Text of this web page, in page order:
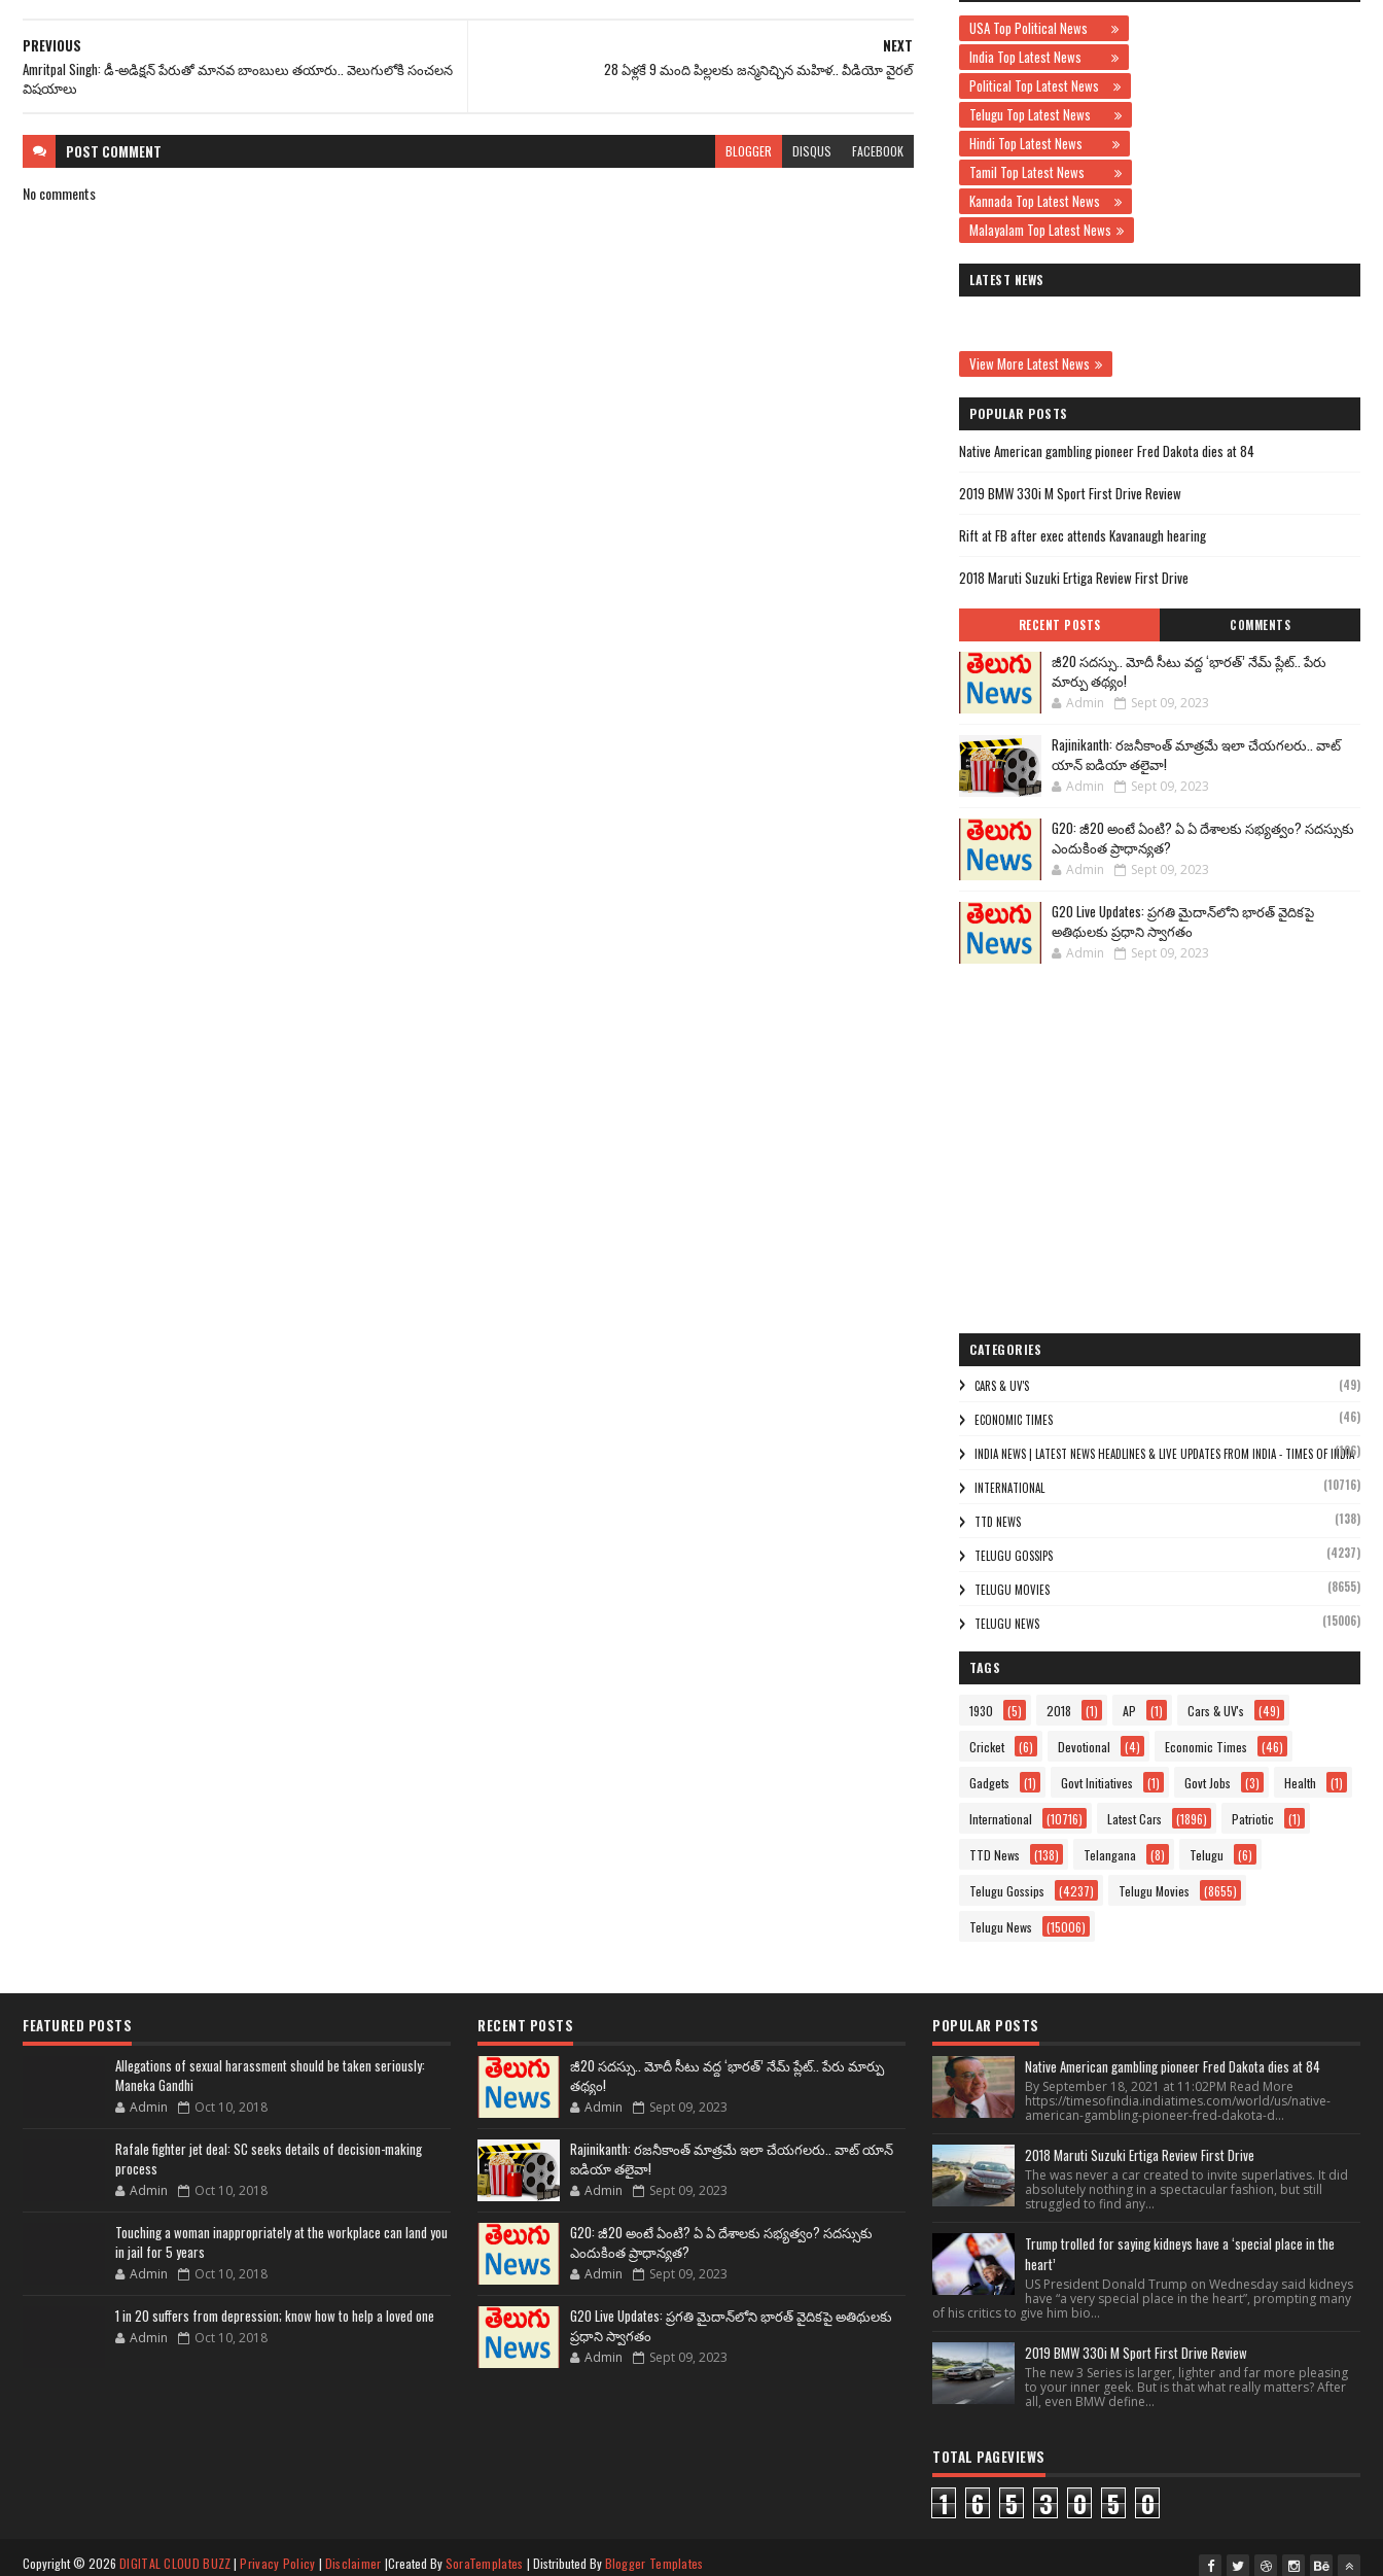
NEXT
28 ఏళ్లకే 9 మంది పిల్లలకు జన్మనిచ్చిన మహిళ.. వీడియో వైరల్
PREVIOUS
Amritpal Singh: డీ-అడిక్షన్ పేరుతో మానవ బాంబులు తయారు.. వెలుగులోకి సంచలన
విషయాలు
POST COMMENT BLOGGER DISQUS FACEBOOK
No comments
USA Top Political News
India Top Latest News
Political Top Latest News
Telugu Top Latest News
Hindi Top Latest News
Tamil Top Latest News
Kannada Top Latest News
Malayalam Top Latest News
LATEST NEWS
View More Latest News
POPULAR POSTS
Native American gambling pioneer Fred Dakota dies at 84
2019 BMW 330i M Sport First Drive Review
Rift at FB after exec attends Kavanaugh hearing
2018 Maruti Suzuki Ertiga Review First Drive
RECENT POSTS COMMENTS
జీ20 సదస్సు.. మోదీ సీటు వద్ద ‘భారత్’ నేమ్ ప్లేట్‌.. పేరు
మార్పు తథ్యం!
Admin Sept 09, 2023
Rajinikanth: రజనీకాంత్ మాత్రమే ఇలా చేయగలరు.. వాట్
యాన్ ఐడియా తలైవా!
Admin Sept 09, 2023
G20: జీ20 అంటే ఏంటి? ఏ ఏ దేశాలకు సభ్యత్వం? సదస్సుకు
ఎందుకింత ప్రాధాన్యత?
Admin Sept 09, 2023
G20 Live Updates: ప్రగతి మైదాన్‌లోని భారత్ వైదికపై
అతిథులకు ప్రధాని స్వాగతం
Admin Sept 09, 2023
CATEGORIES
CARS & UV'S (49)
ECONOMIC TIMES (46)
INDIA NEWS | LATEST NEWS HEADLINES & LIVE UPDATES FROM INDIA - TIMES OF INDIA
(106)
INTERNATIONAL (10716)
TTD NEWS (138)
TELUGU GOSSIPS (4237)
TELUGU MOVIES (8655)
TELUGU NEWS (15006)
TAGS
1930 (5) 2018 (1) AP (1) Cars & UV's (49)
Cricket (6) Devotional (4) Economic Times (46)
Gadgets (1) Govt Initiatives (1) Govt Jobs (3) Health (1)
International (10716) Latest Cars (1896) Patriotic (1)
TTD News (138) Telangana (8) Telugu (6)
Telugu Gossips (4237) Telugu Movies (8655)
Telugu News (15006)
FEATURED POSTS
Allegations of sexual harassment should be taken seriously:
Maneka Gandhi
Admin Oct 10, 2018
Rafale fighter jet deal: SC seeks details of decision-making
process
Admin Oct 10, 2018
Touching a woman inappropriately at the workplace can land you
in jail for 5 years
Admin Oct 10, 2018
1 in 20 suffers from depression; know how to help a loved one
Admin Oct 10, 2018
RECENT POSTS
జీ20 సదస్సు.. మోదీ సీటు వద్ద ‘భారత్’ నేమ్ ప్లేట్‌.. పేరు మార్పు
తథ్యం!
Admin Sept 09, 2023
Rajinikanth: రజనీకాంత్ మాత్రమే ఇలా చేయగలరు.. వాట్ యాన్
ఐడియా తలైవా!
Admin Sept 09, 2023
G20: జీ20 అంటే ఏంటి? ఏ ఏ దేశాలకు సభ్యత్వం? సదస్సుకు
ఎందుకింత ప్రాధాన్యత?
Admin Sept 09, 2023
G20 Live Updates: ప్రగతి మైదాన్‌లోని భారత్ వైదికపై అతిథులకు
ప్రధాని స్వాగతం
Admin Sept 09, 2023
POPULAR POSTS
Native American gambling pioneer Fred Dakota dies at 84
By September 18, 2021 at 11:02PM Read More
https://timesofindia.indiatimes.com/world/us/native-
american-gambling-pioneer-fred-dakota-d...
2018 Maruti Suzuki Ertiga Review First Drive
The was never a car created to invite superlatives. It did
absolutely nothing in a spectacular fashion, but still
struggled to find any...
Trump trolled for saying kidneys have a ‘special place in the
heart’
US President Donald Trump on Wednesday said kidneys
have “a very special place in the heart”, prompting many
of his critics to give him bio...
2019 BMW 330i M Sport First Drive Review
The new 3 Series is larger, lighter and far more pleasing
to your inner geek. But is that what really matters? After
all, even BMW define...
TOTAL PAGEVIEWS
1 6 5 3 0 5 0
Copyright © 2026 DIGITAL CLOUD BUZZ|Privacy Policy | Disclaimer |Created BySoraTemplates | Distributed ByBlogger Templates